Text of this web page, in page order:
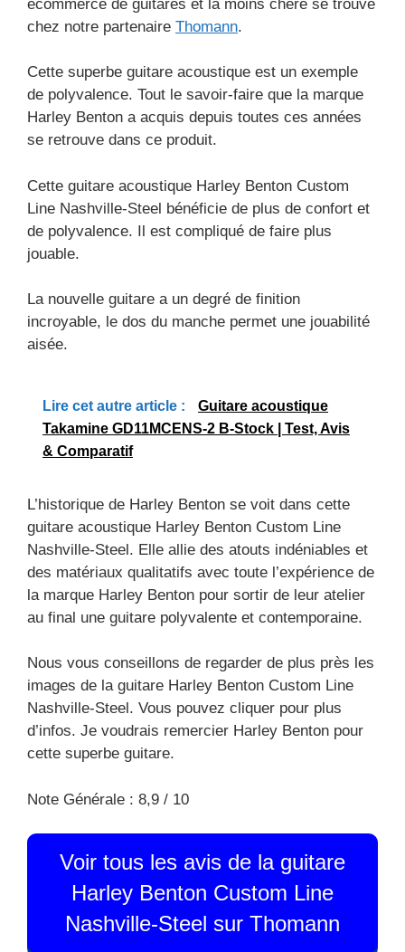
ecommerce de guitares et la moins chère se trouve
chez notre partenaire Thomann.
Cette superbe guitare acoustique est un exemple
de polyvalence. Tout le savoir-faire que la marque
Harley Benton a acquis depuis toutes ces années
se retrouve dans ce produit.
Cette guitare acoustique Harley Benton Custom
Line Nashville-Steel bénéficie de plus de confort et
de polyvalence. Il est compliqué de faire plus
jouable.
La nouvelle guitare a un degré de finition
incroyable, le dos du manche permet une jouabilité
aisée.
Lire cet autre article :
Guitare acoustique
Takamine GD11MCENS-2 B-Stock | Test, Avis
& Comparatif
L’historique de Harley Benton se voit dans cette
guitare acoustique Harley Benton Custom Line
Nashville-Steel. Elle allie des atouts indéniables et
des matériaux qualitatifs avec toute l’expérience de
la marque Harley Benton pour sortir de leur atelier
au final une guitare polyvalente et contemporaine.
Nous vous conseillons de regarder de plus près les
images de la guitare Harley Benton Custom Line
Nashville-Steel. Vous pouvez cliquer pour plus
d’infos. Je voudrais remercier Harley Benton pour
cette superbe guitare.
Note Générale : 8,9 / 10
Voir tous les avis de la guitare
Harley Benton Custom Line
Nashville-Steel sur Thomann